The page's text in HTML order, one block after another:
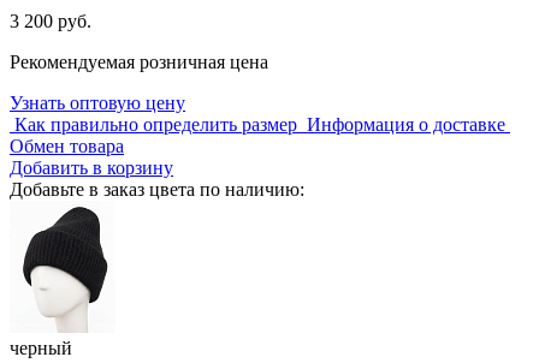
3 200 руб.
Рекомендуемая розничная цена
Узнать оптовую цену
Как правильно определить размер Информация о доставке
Обмен товара
Добавить в корзину
Добавьте в заказ цвета по наличию:
черный